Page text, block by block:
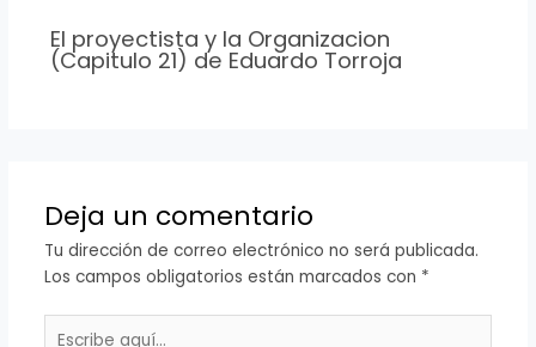
El proyectista y la Organizacion
(Capitulo 21) de Eduardo Torroja
Deja un comentario
Tu dirección de correo electrónico no será publicada.
Los campos obligatorios están marcados con *